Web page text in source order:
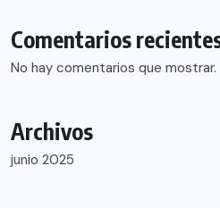
Comentarios
No hay comentarios que mostrar.
Archivos
junio 2025